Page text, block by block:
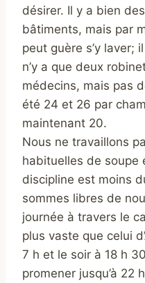
désirer. Il y a bien
bâtiments, mais par
peut guère s’y laver;
n’y a que deux
médecins, mais pas
été 24 et 26 par
maintenant 20.
Nous ne travaillons
habituelles de soupe
discipline est moins
sommes libres de
journée à travers le
plus vaste que celui
7 h et le soir à 18 h
promener jusqu’à 22